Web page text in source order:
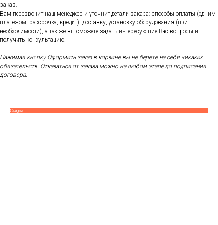
заказ.
Вам перезвонит наш менеджер и уточнит детали заказа: способы оплаты (одним
платежом, рассрочка, кредит), доставку, установку оборудования (при
необходимости), а так же вы сможете задать интересующие Вас вопросы и
получить консультацию.
Нажимая кнопку Оформить заказ в корзине вы не берете на себя никаких
обязательств. Отказаться от заказа можно на любом этапе до подписания
договора.
Скидка